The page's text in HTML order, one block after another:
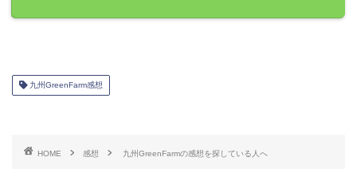
九州GreenFarm感想
HOME 感想 九州GreenFarmの感想を探している人へ